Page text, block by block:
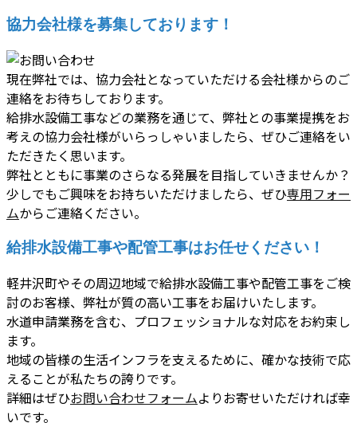
協力会社様を募集しております！
現在弊社では、協力会社となっていただける会社様からのご
連絡をお待ちしております。
給排水設備工事などの業務を通じて、弊社との事業提携をお
考えの協力会社様がいらっしゃいましたら、ぜひご連絡をい
ただきたく思います。
弊社とともに事業のさらなる発展を目指していきませんか？
少しでもご興味をお持ちいただけましたら、ぜひ専用フォー
ムからご連絡ください。
給排水設備工事や配管工事はお任せください！
軽井沢町やその周辺地域で給排水設備工事や配管工事をご検
討のお客様、弊社が質の高い工事をお届けいたします。
水道申請業務を含む、プロフェッショナルな対応をお約束し
ます。
地域の皆様の生活インフラを支えるために、確かな技術で応
えることが私たちの誇りです。
詳細はぜひお問い合わせフォームよりお寄せいただければ幸
いです。